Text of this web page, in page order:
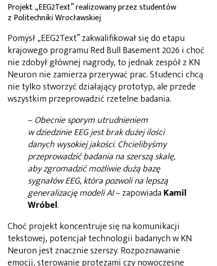
Projekt „EEG2Text” realizowany przez studentów
z Politechniki Wrocławskiej
Pomysł „EEG2Text” zakwalifikował się do etapu
krajowego programu Red Bull Basement 2026 i choć
nie zdobył głównej nagrody, to jednak zespół z KN
Neuron nie zamierza przerywać prac. Studenci chcą
nie tylko stworzyć działający prototyp, ale przede
wszystkim przeprowadzić rzetelne badania.
– Obecnie sporym utrudnieniem
w dziedzinie EEG jest brak dużej ilości
danych wysokiej jakości. Chcielibyśmy
przeprowadzić badania na szerszą skalę,
aby zgromadzić możliwie dużą bazę
sygnałów EEG, która pozwoli na lepszą
generalizację modeli AI– zapowiada Kamil
Wróbel.
Choć projekt koncentruje się na komunikacji
tekstowej, potencjał technologii badanych w KN
Neuron jest znacznie szerszy. Rozpoznawanie